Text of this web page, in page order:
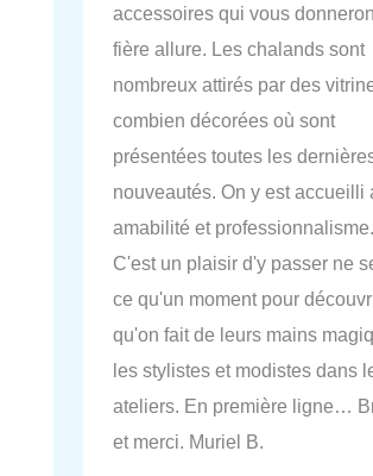
accessoires qui vous
fière allure. Les chalands sont
nombreux attirés par des
combien décorées où sont
présentées toutes les
nouveautés. On y est accueilli
amabilité et professionnalisme.
C'est un plaisir d'y passer ne
ce qu'un moment pour
qu'on fait de leurs mains
les stylistes et modistes dans
ateliers. En première ligne…
et merci. Muriel B.